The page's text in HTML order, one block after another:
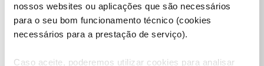
nossos websites ou aplicações que são necessários
para o seu bom funcionamento técnico (cookies
necessários para a prestação de serviço).
Caso aceite, poderemos utilizar cookies para analisar
Boa tarde,
Agradecemos a sua mensagem ​@luismsgomese partilha de ajuda